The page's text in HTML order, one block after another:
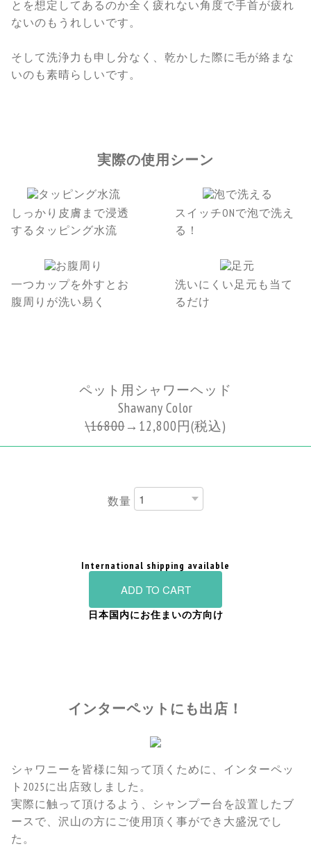
とを想定してあるのか全く疲れない角度で手首が疲れ
ないのもうれしいです。
そして洗浄力も申し分なく、乾かした際に毛が絡まな
いのも素晴らしいです。
実際の使用シーン
しっかり皮膚まで浸透
するタッピング水流
スイッチONで泡で洗え
る！
一つカップを外すとお
腹周りが洗い易く
洗いにくい足元も当て
るだけ
ペット用シャワーヘッド
Shawany Color
\16800→ 12,800円(税込)
数量
International shipping available
ADD TO CART
日本国内にお住まいの方向け
インターペットにも出店！
シャワニーを皆様に知って頂くために、インターペッ
ト2025に出店致しました。
実際に触って頂けるよう、シャンプー台を設置したブ
ースで、沢山の方にご使用頂く事ができ大盛況でし
た。